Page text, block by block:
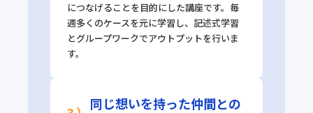
につなげることを目的にした講座です。毎
週多くのケースを元に学習し、記述式学習
とグループワークでアウトプットを行いま
す。
同じ想いを持った仲間との